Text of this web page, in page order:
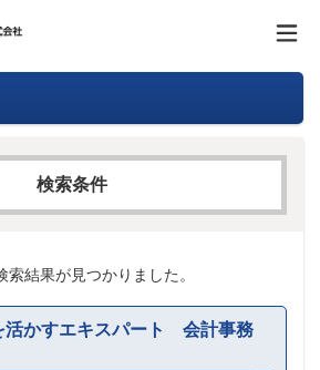
検索条件
索結果が見つかりました。
活かすエキスパート 会計事務